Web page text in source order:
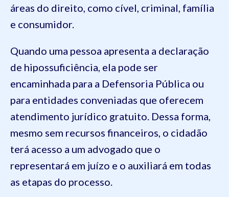
áreas do direito, como cível, criminal, família
e consumidor.
Quando uma pessoa apresenta a declaração
de hipossuficiência, ela pode ser
encaminhada para a Defensoria Pública ou
para entidades conveniadas que oferecem
atendimento jurídico gratuito. Dessa forma,
mesmo sem recursos financeiros, o cidadão
terá acesso a um advogado que o
representará em juízo e o auxiliará em todas
as etapas do processo.